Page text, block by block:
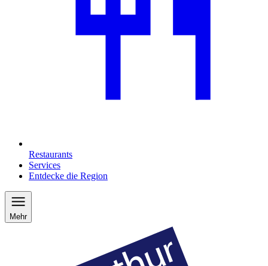
Restaurants
Services
Entdecke die Region
Mehr